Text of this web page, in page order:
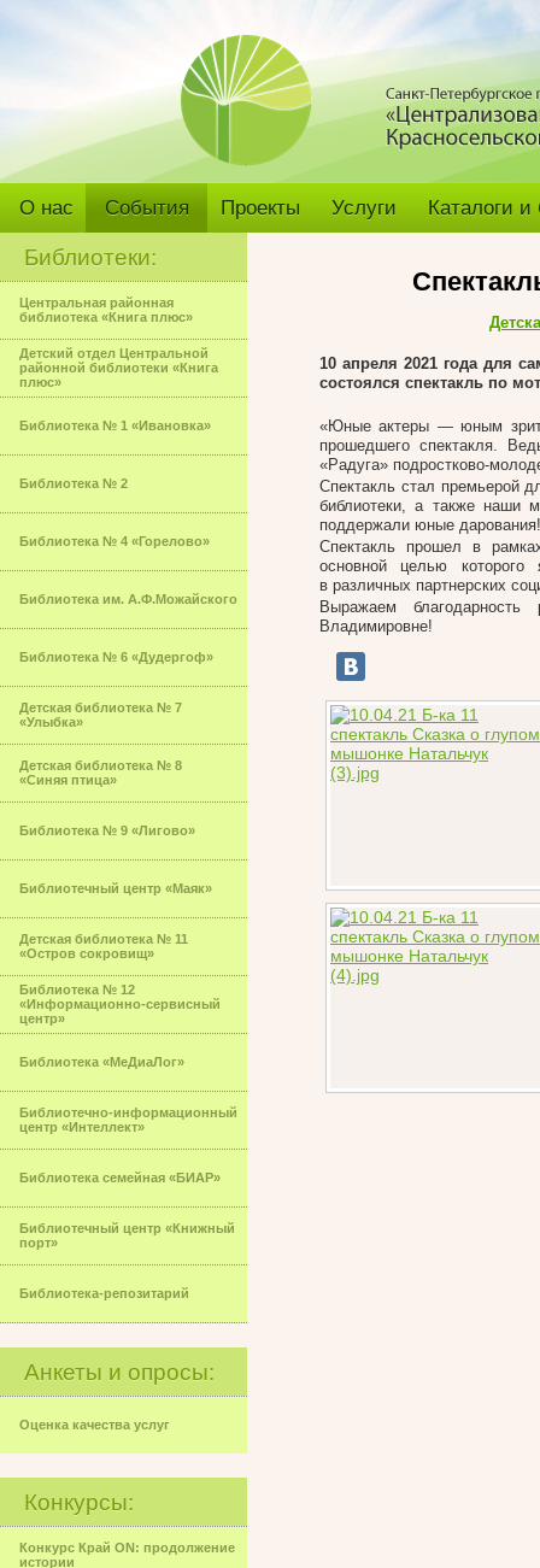
О нас События Проекты Услуги Каталоги
Библиотеки:
Центральная районная
библиотека «Книга плюс»
Детский отдел Центральной
районной библиотеки «Книга
плюс»
Библиотека № 1 «Ивановка»
Библиотека № 2
Библиотека № 4 «Горелово»
Библиотека им. А.Ф.Можайского
Библиотека № 6 «Дудергоф»
Детская библиотека № 7
«Улыбка»
Детская библиотека № 8
«Синяя птица»
Библиотека № 9 «Лигово»
Библиотечный центр «Маяк»
Детская библиотека № 11
«Остров сокровищ»
Библиотека № 12
«Информационно-сервисный
центр»
Библиотека «МеДиаЛог»
Библиотечно-информационный
центр «Интеллект»
Библиотека семейная «БИАР»
Библиотечный центр «Книжный
порт»
Библиотека-репозитарий
Анкеты и опросы:
Оценка качества услуг
Конкурсы:
Конкурс Край ON: продолжение
истории
10 апреля 2021 года для
состоялся спектакль по
«Юные актеры — юным
прошедшего спектакля.
«Радуга» подростково-
Спектакль стал премьерой
библиотеки, а также наши
поддержали юные дарования!
Спектакль прошел в
основной целью которого
в различных партнерских
Выражаем
Владимировне!